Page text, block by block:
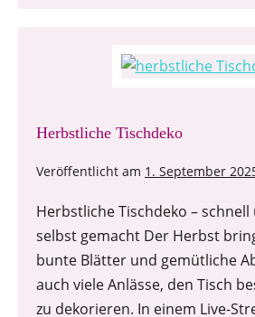
Herbstliche Tischdeko
Veröffentlicht am 1. September
Herbstliche Tischdeko –
selbst gemacht Der Herbst
bunte Blätter und gemütliche
auch viele Anlässe, den Tisch
zu dekorieren. In einem Live-